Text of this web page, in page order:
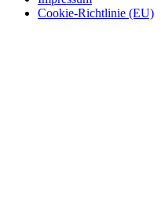
Cookie-Richtlinie (EU)